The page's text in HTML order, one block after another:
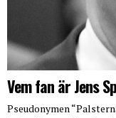
Vem fan är Jens
Pseudonymen